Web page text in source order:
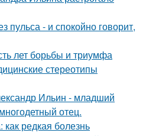
пульса - и спокойно говорит,
лет борьбы и триумфа
стереотипы
Ильин - младший
отец.
редкая болезнь